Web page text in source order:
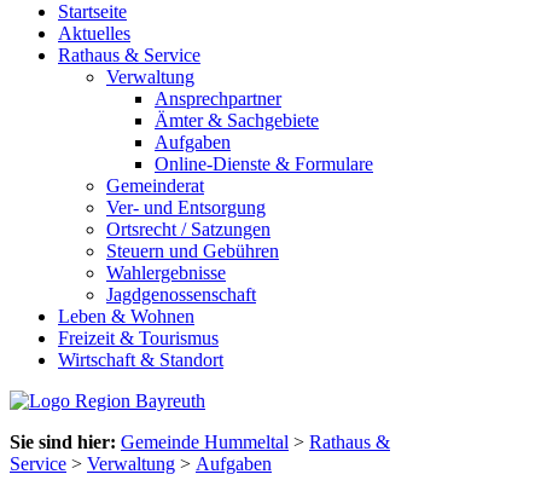
Startseite
Aktuelles
Rathaus & Service
Verwaltung
Ansprechpartner
Ämter & Sachgebiete
Aufgaben
Online-Dienste & Formulare
Gemeinderat
Ver- und Entsorgung
Ortsrecht / Satzungen
Steuern und Gebühren
Wahlergebnisse
Jagdgenossenschaft
Leben & Wohnen
Freizeit & Tourismus
Wirtschaft & Standort
Sie sind hier: Gemeinde Hummeltal > Rathaus &
Service > Verwaltung > Aufgaben